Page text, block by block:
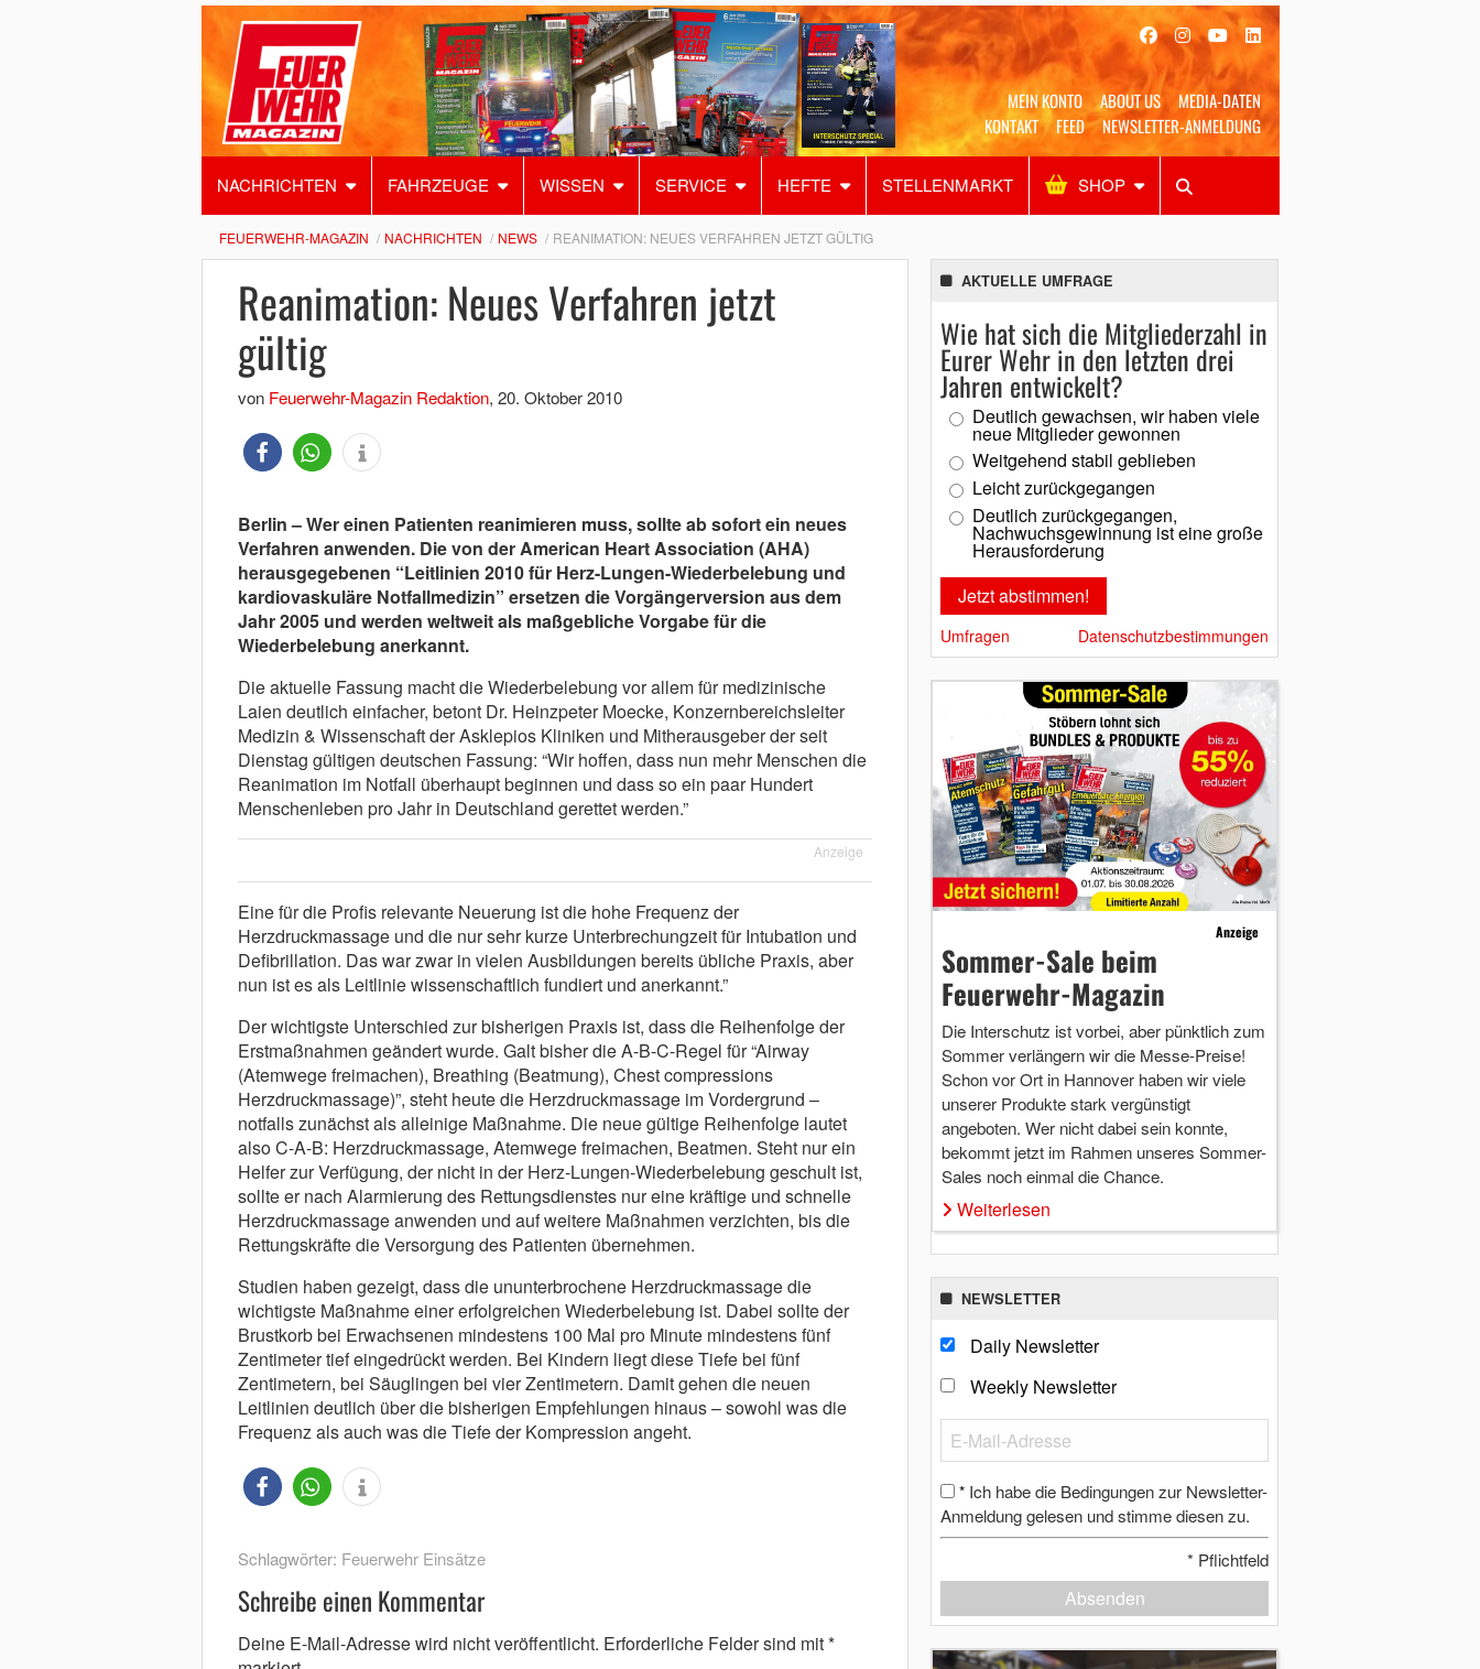
MEIN KONTO ABOUT US
MEDIA-DATEN
KONTAKT
FEED NEWSLETTER-ANMELDUNG
NACHRICHTEN FAHRZEUGE WISSEN SERVICE HEFTE STELLENMARKT SHOP
Alles Shop SUCHEN
FEUERWEHR-MAGAZIN NACHRICHTEN NEWS REANIMATION: NEUES VERFAHREN JETZT GÜLTIG
Reanimation: Neues Verfahren jetzt
gültig
von Feuerwehr-Magazin Redaktion, 20. Oktober 2010
Berlin – Wer einen Patienten reanimieren muss, sollte ab sofort ein neues
Verfahren anwenden. Die von der American Heart Association (AHA)
herausgegebenen “Leitlinien 2010 für Herz-Lungen-Wiederbelebung und
kardiovaskuläre Notfallmedizin” ersetzen die Vorgängerversion aus dem
Jahr 2005 und werden weltweit als maßgebliche Vorgabe für die
Wiederbelebung anerkannt.
Die aktuelle Fassung macht die Wiederbelebung vor allem für medizinische
Laien deutlich einfacher, betont Dr. Heinzpeter Moecke, Konzernbereichsleiter
Medizin & Wissenschaft der Asklepios Kliniken und Mitherausgeber der seit
Dienstag gültigen deutschen Fassung: “Wir hoffen, dass nun mehr Menschen die
Reanimation im Notfall überhaupt beginnen und dass so ein paar Hundert
Menschenleben pro Jahr in Deutschland gerettet werden.”
Anzeige
Eine für die Profis relevante Neuerung ist die hohe Frequenz der
Herzdruckmassage und die nur sehr kurze Unterbrechungzeit für Intubation und
Defibrillation. Das war zwar in vielen Ausbildungen bereits übliche Praxis, aber
nun ist es als Leitlinie wissenschaftlich fundiert und anerkannt.”
Der wichtigste Unterschied zur bisherigen Praxis ist, dass die Reihenfolge der
Erstmaßnahmen geändert wurde. Galt bisher die A-B-C-Regel für “Airway
(Atemwege freimachen), Breathing (Beatmung), Chest compressions
Herzdruckmassage)”, steht heute die Herzdruckmassage im Vordergrund –
notfalls zunächst als alleinige Maßnahme. Die neue gültige Reihenfolge lautet
also C-A-B: Herzdruckmassage, Atemwege freimachen, Beatmen. Steht nur ein
Helfer zur Verfügung, der nicht in der Herz-Lungen-Wiederbelebung geschult ist,
sollte er nach Alarmierung des Rettungsdienstes nur eine kräftige und schnelle
Herzdruckmassage anwenden und auf weitere Maßnahmen verzichten, bis die
Rettungskräfte die Versorgung des Patienten übernehmen.
Studien haben gezeigt, dass die ununterbrochene Herzdruckmassage die
wichtigste Maßnahme einer erfolgreichen Wiederbelebung ist. Dabei sollte der
Brustkorb bei Erwachsenen mindestens 100 Mal pro Minute mindestens fünf
Zentimeter tief eingedrückt werden. Bei Kindern liegt diese Tiefe bei fünf
Zentimetern, bei Säuglingen bei vier Zentimetern. Damit gehen die neuen
Leitlinien deutlich über die bisherigen Empfehlungen hinaus – sowohl was die
Frequenz als auch was die Tiefe der Kompression angeht.
Schlagwörter: Feuerwehr Einsätze
Schreibe einen Kommentar
Deine E-Mail-Adresse wird nicht veröffentlicht. Erforderliche Felder sind mit*
AKTUELLE UMFRAGE
Wie hat sich die Mitgliederzahl in
Eurer Wehr in den letzten drei
Jahren entwickelt?
Deutlich gewachsen, wir haben viele
neue Mitglieder gewonnen
Weitgehend stabil geblieben
Leicht zurückgegangen
Deutlich zurückgegangen,
Nachwuchsgewinnung ist eine große
Herausforderung
Umfragen Datenschutzbestimmungen
Anzeige
Sommer-Sale beim
Feuerwehr-Magazin
Die Interschutz ist vorbei, aber pünktlich zum
Sommer verlängern wir die Messe-Preise!
Schon vor Ort in Hannover haben wir viele
unserer Produkte stark vergünstigt
angeboten. Wer nicht dabei sein konnte,
bekommt jetzt im Rahmen unseres Sommer-
Sales noch einmal die Chance.
Weiterlesen
NEWSLETTER
Daily Newsletter
Weekly Newsletter
* Ich habe die Bedingungen zur Newsletter-
Anmeldung gelesen und stimme diesen zu.
* Pflichtfeld
Absenden